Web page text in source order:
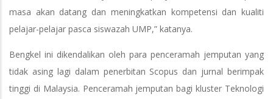
masa akan datang dan meningkatkan kompetensi dan kualiti
pelajar-pelajar pasca siswazah UMP,” katanya.
Bengkel ini dikendalikan oleh para penceramah jemputan yang
tidak asing lagi dalam penerbitan Scopus dan jurnal berimpak
tinggi di Malaysia. Penceramah jemputan bagi kluster Teknologi